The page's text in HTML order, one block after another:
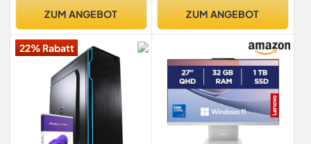
Thunderbolt 4, Kompakter
ZUM ANGEBOT
5,4 GHZ - 32 GB DDR5 RAM
ZUM ANGEBOT
22% Rabatt